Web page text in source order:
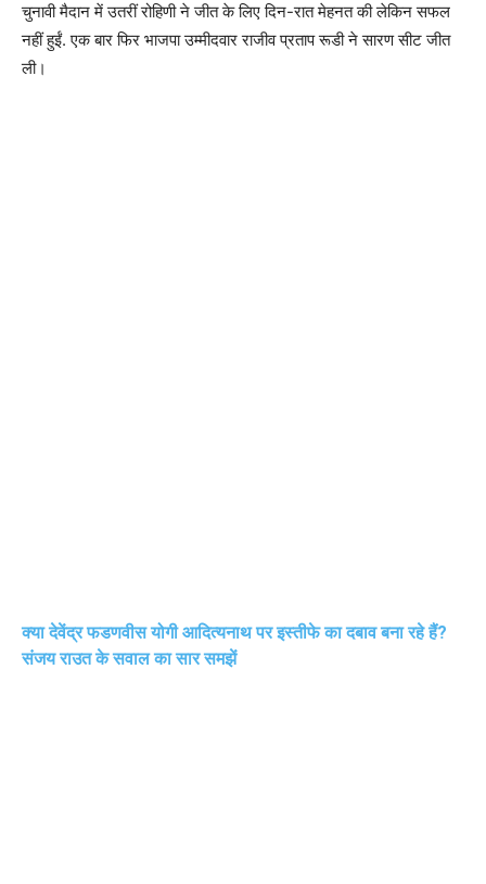
चुनावी मैदान में उतरीं रोहिणी ने जीत के लिए दिन-रात मेहनत की लेकिन सफल
नहीं हुईं. एक बार फिर भाजपा उम्मीदवार राजीव प्रताप रूडी ने सारण सीट जीत
ली।
क्या देवेंद्र फडणवीस योगी आदित्यनाथ पर इस्तीफे का दबाव बना रहे हैं?
संजय राउत के सवाल का सार समझें